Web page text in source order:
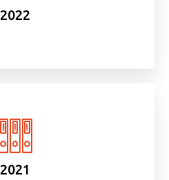
2022
2021